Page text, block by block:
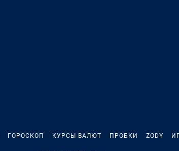
ГОРОСКОП КУРСЫ ВАЛЮТ ПРОБКИ ZODY